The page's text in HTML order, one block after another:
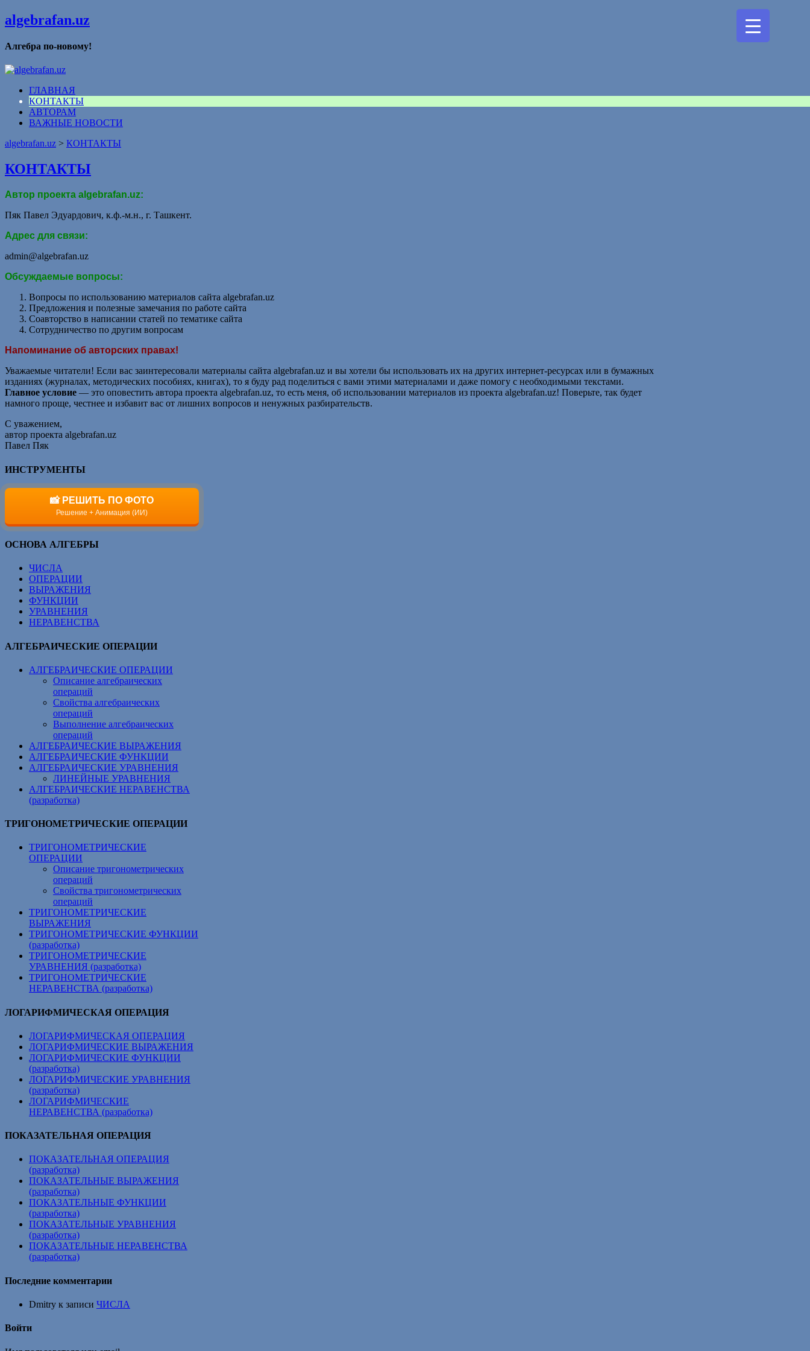
algebrafan.uz
Алгебра по-новому!
ГЛАВНАЯ
КОНТАКТЫ
АВТОРАМ
ВАЖНЫЕ НОВОСТИ
algebrafan.uz > КОНТАКТЫ
КОНТАКТЫ
Автор проекта algebrafan.uz:
Пяк Павел Эдуардович, к.ф.-м.н., г. Ташкент.
Адрес для связи:
admin@algebrafan.uz
Обсуждаемые вопросы:
Вопросы по использованию материалов сайта algebrafan.uz
Предложения и полезные замечания по работе сайта
Соавторство в написании статей по тематике сайта
Сотрудничество по другим вопросам
Напоминание об авторских правах!
Уважаемые читатели! Если вас заинтересовали материалы сайта algebrafan.uz и вы хотели бы использовать их на других интернет-ресурсах или в бумажных
изданиях (журналах, методических пособиях, книгах), то я буду рад поделиться с вами этими материалами и даже помогу с необходимыми текстами.
Главное условие — это оповестить автора проекта algebrafan.uz, то есть меня, об использовании материалов из проекта algebrafan.uz! Поверьте, так будет
намного проще, честнее и избавит вас от лишних вопросов и ненужных разбирательств.
С уважением,
автор проекта algebrafan.uz
Павел Пяк
ИНСТРУМЕНТЫ
📸 РЕШИТЬ ПО ФОТО
Решение + Анимация (ИИ)
ОСНОВА АЛГЕБРЫ
ЧИСЛА
ОПЕРАЦИИ
ВЫРАЖЕНИЯ
ФУНКЦИИ
УРАВНЕНИЯ
НЕРАВЕНСТВА
АЛГЕБРАИЧЕСКИЕ ОПЕРАЦИИ
АЛГЕБРАИЧЕСКИЕ ОПЕРАЦИИ
Описание алгебраических
операций
Свойства алгебраических
операций
Выполнение алгебраических
операций
АЛГЕБРАИЧЕСКИЕ ВЫРАЖЕНИЯ
АЛГЕБРАИЧЕСКИЕ ФУНКЦИИ
АЛГЕБРАИЧЕСКИЕ УРАВНЕНИЯ
ЛИНЕЙНЫЕ УРАВНЕНИЯ
АЛГЕБРАИЧЕСКИЕ НЕРАВЕНСТВА
(разработка)
ТРИГОНОМЕТРИЧЕСКИЕ ОПЕРАЦИИ
ТРИГОНОМЕТРИЧЕСКИЕ
ОПЕРАЦИИ
Описание тригонометрических
операций
Свойства тригонометрических
операций
ТРИГОНОМЕТРИЧЕСКИЕ
ВЫРАЖЕНИЯ
ТРИГОНОМЕТРИЧЕСКИЕ ФУНКЦИИ
(разработка)
ТРИГОНОМЕТРИЧЕСКИЕ
УРАВНЕНИЯ (разработка)
ТРИГОНОМЕТРИЧЕСКИЕ
НЕРАВЕНСТВА (разработка)
ЛОГАРИФМИЧЕСКАЯ ОПЕРАЦИЯ
ЛОГАРИФМИЧЕСКАЯ ОПЕРАЦИЯ
ЛОГАРИФМИЧЕСКИЕ ВЫРАЖЕНИЯ
ЛОГАРИФМИЧЕСКИЕ ФУНКЦИИ
(разработка)
ЛОГАРИФМИЧЕСКИЕ УРАВНЕНИЯ
(разработка)
ЛОГАРИФМИЧЕСКИЕ
НЕРАВЕНСТВА (разработка)
ПОКАЗАТЕЛЬНАЯ ОПЕРАЦИЯ
ПОКАЗАТЕЛЬНАЯ ОПЕРАЦИЯ
(разработка)
ПОКАЗАТЕЛЬНЫЕ ВЫРАЖЕНИЯ
(разработка)
ПОКАЗАТЕЛЬНЫЕ ФУНКЦИИ
(разработка)
ПОКАЗАТЕЛЬНЫЕ УРАВНЕНИЯ
(разработка)
ПОКАЗАТЕЛЬНЫЕ НЕРАВЕНСТВА
(разработка)
Последние комментарии
Dmitry к записи ЧИСЛА
Войти